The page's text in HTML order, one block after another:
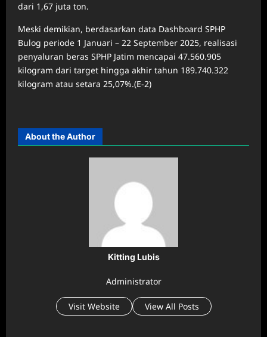
dari 1,67 juta ton.
Meski demikian, berdasarkan data Dashboard SPHP
Bulog periode 1 Januari – 22 September 2025, realisasi
penyaluran beras SPHP Jatim mencapai 47.560.905
kilogram dari target hingga akhir tahun 189.740.322
kilogram atau setara 25,07%.(E-2)
About the Author
Kitting Lubis
Administrator
Visit Website View All Posts